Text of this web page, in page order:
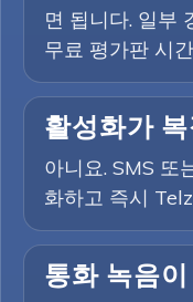
면 됩니다. 일부
무료 평가판 시
활성화가
아니요. SMS 또
화하고 즉시
통화 녹음